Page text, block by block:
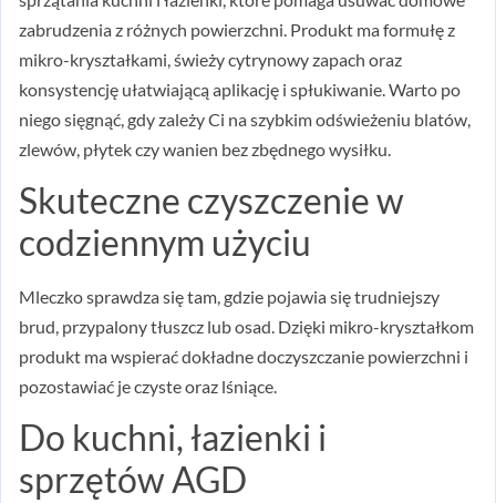
zabrudzenia z różnych powierzchni. Produkt ma formułę z
mikro-kryształkami, świeży cytrynowy zapach oraz
konsystencję ułatwiającą aplikację i spłukiwanie. Warto po
niego sięgnąć, gdy zależy Ci na szybkim odświeżeniu blatów,
zlewów, płytek czy wanien bez zbędnego wysiłku.
Skuteczne czyszczenie w
codziennym użyciu
Mleczko sprawdza się tam, gdzie pojawia się trudniejszy
brud, przypalony tłuszcz lub osad. Dzięki mikro-kryształkom
produkt ma wspierać dokładne doczyszczanie powierzchni i
pozostawiać je czyste oraz lśniące.
Do kuchni, łazienki i
sprzętów AGD